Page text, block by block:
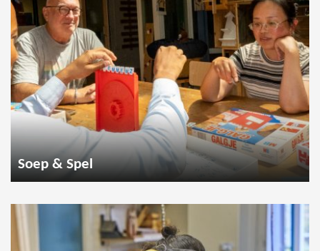
Soep & Spel